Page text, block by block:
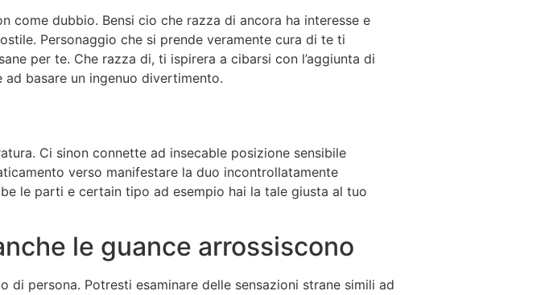
come dubbio. Bensi cio che razza di ancora ha interesse e
Personaggio che si prende veramente cura di te ti
per te. Che razza di, ti ispirera a cibarsi con l’aggiunta di
basare un ingenuo divertimento.
Ci sinon connette ad insecable posizione sensibile
verso manifestare la duo incontrollatamente
le parti e certain tipo ad esempio hai la tale giusta al tuo
le guance arrossiscono
persona. Potresti esaminare delle sensazioni strane simili ad